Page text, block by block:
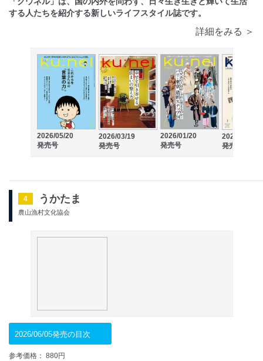
する人たちを紹介する新しいライフスタイル誌です。
詳細をみる ＞
2026/05/20
発売号
2026/03/19
発売号
2026/01/20
発売号
2025/11/19
発売号
4 うかたま
農山漁村文化協会
2026/06/05発売の目次
参考価格： 880円